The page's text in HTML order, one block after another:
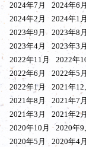
2024年7月
2024年6月
2024年2月
2024年1月
2023年9月
2023年8月
2023年4月
2023年3月
2022年11月
2022年
2022年6月
2022年5月
2022年1月
2021年12
2021年8月
2021年7月
2021年3月
2021年2月
2020年10月
2020年9
2020年5月
2020年4月